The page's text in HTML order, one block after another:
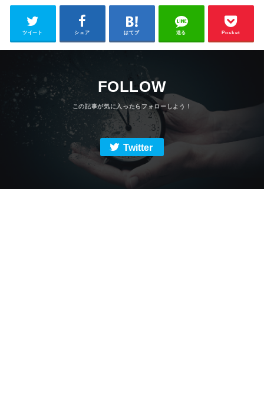
ツイート シェア はてブ 送る Pocket
FOLLOW
Twitter